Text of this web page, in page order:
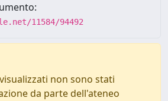
11584/94492
non sono stati
da parte dell'ateneo